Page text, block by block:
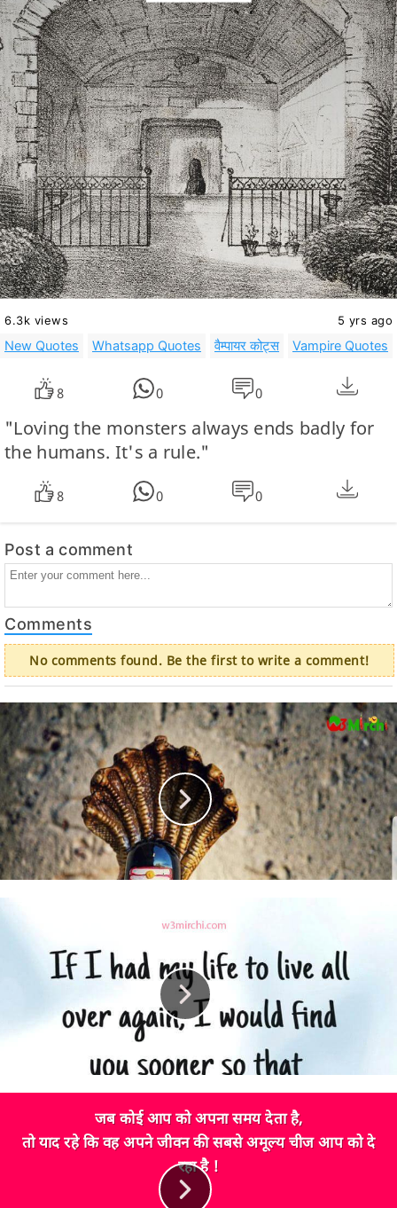
6.3k views 5 yrs ago
New Quotes Whatsapp Quotes वैम्पायर कोट्स Vampire Quotes
8 0 0
"Loving the monsters always ends badly for
the humans. It's a rule."
8 0 0
Post a comment
Comments
No comments found. Be the first to write a comment!
जब कोई आप को अपना समय देता है,
तो याद रहे कि वह अपने जीवन की सबसे अमूल्य चीज आप को दे
रहा है !